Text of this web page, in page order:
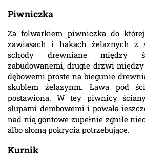
Piwniczka
Za folwarkiem piwniczka do
zawiasach i hakach żelaznych z
schody drewniane między
zabudowanemi, drugie drzwi
dębowemi proste na biegunie
skublem żelazynm. Ława pod
postawiona. W tey piwnicy
słupami dembowemi i powała
nad nią gontowe zupełnie zgniłe
albo słomą pokrycia potrzebujące.
Kurnik